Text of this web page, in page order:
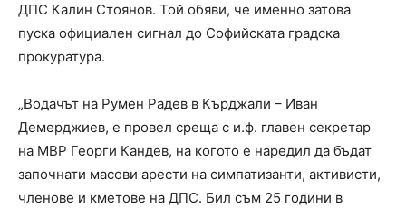
ДПС Калин Стоянов. Той обяви, че именно затова
пуска официален сигнал до Софийската градска
прокуратура.
„Водачът на Румен Радев в Кърджали – Иван
Демерджиев, е провел среща с и.ф. главен секретар
на МВР Георги Кандев, на когото е наредил да бъдат
започнати масови арести на симпатизанти, активисти,
членове и кметове на ДПС. Бил съм 25 години в